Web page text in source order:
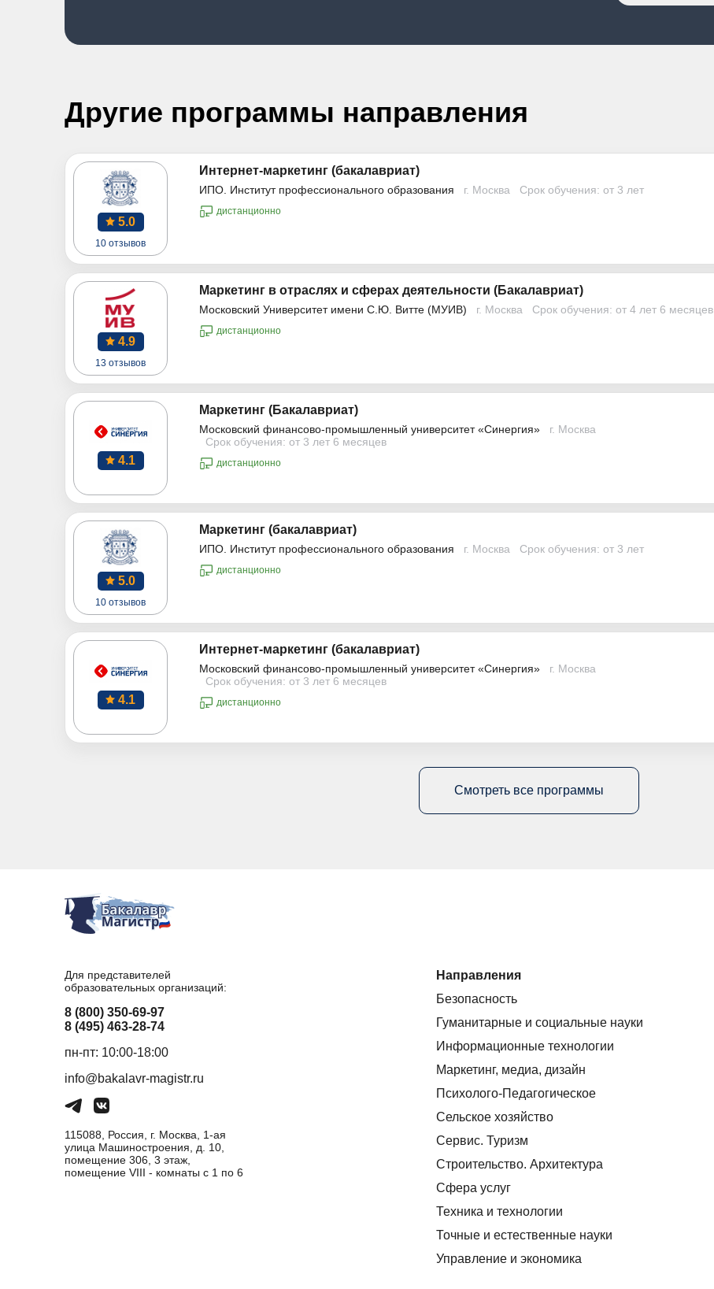
Другие программы направления
5.0
10 отзывов
Интернет-маркетинг (бакалавриат)
ИПО. Институт профессионального образования г. Москва Срок обучения: от 3 лет
дистанционно
4.9
13 отзывов
Маркетинг в отраслях и сферах деятельности (Бакалавриат)
Московский Университет имени С.Ю. Витте (МУИВ) г. Москва Срок обучения: от 4 лет 6 месяцев
дистанционно
4.1
Маркетинг (Бакалавриат)
Московский финансово-промышленный университет «Синергия»
г. Москва
Срок обучения: от 3 лет 6 месяцев
дистанционно
5.0
10 отзывов
Маркетинг (бакалавриат)
ИПО. Институт профессионального образования г. Москва Срок обучения: от 3 лет
дистанционно
4.1
Интернет-маркетинг (бакалавриат)
Московский финансово-промышленный университет «Синергия»
г. Москва
Срок обучения: от 3 лет 6 месяцев
дистанционно
Смотреть все программы
Для представителей
образовательных организаций:
8 (800) 350-69-97
8 (495) 463-28-74
пн-пт: 10:00-18:00
info@bakalavr-magistr.ru
115088, Россия, г. Москва, 1-ая
улица Машиностроения, д. 10,
помещение 306, 3 этаж,
помещение VIII - комнаты с 1 по 6
Направления
Безопасность
Гуманитарные и социальные науки
Информационные технологии
Маркетинг, медиа, дизайн
Психолого-Педагогическое
Сельское хозяйство
Сервис. Туризм
Строительство. Архитектура
Сфера услуг
Техника и технологии
Точные и естественные науки
Управление и экономика